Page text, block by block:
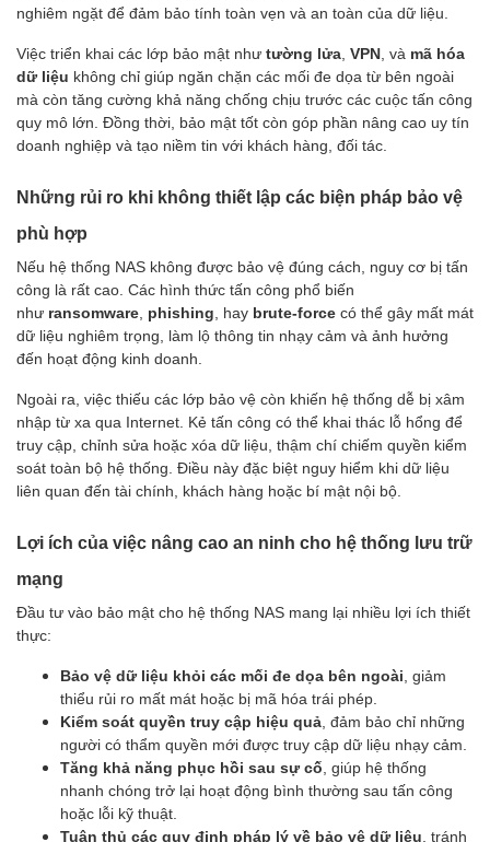
nghiêm ngặt để đảm bảo tính toàn vẹn và an toàn của dữ liệu.
Việc triển khai các lớp bảo mật như tường lửa VPN , và mã hóa
dữ liệu không chỉ giúp ngăn chặn các mối đe dọa từ bên ngoài
mà còn tăng cường khả năng chống chịu trước các cuộc tấn công
quy mô lớn. Đồng thời, bảo mật tốt còn góp phần nâng cao uy tín
doanh nghiệp và tạo niềm tin với khách hàng, đối tác.
Những rủi ro khi không thiết lập các biện pháp bảo vệ
phù hợp
Nếu hệ thống NAS không được bảo vệ đúng cách, nguy cơ bị tấn
công là rất cao. Các hình thức tấn công phổ biến
như ransomware phishing , hay brute-force có thể gây mất mát
dữ liệu nghiêm trọng, làm lộ thông tin nhạy cảm và ảnh hưởng
đến hoạt động kinh doanh.
Ngoài ra, việc thiếu các lớp bảo vệ còn khiến hệ thống dễ bị xâm
nhập từ xa qua Internet. Kẻ tấn công có thể khai thác lỗ hổng để
truy cập, chỉnh sửa hoặc xóa dữ liệu, thậm chí chiếm quyền kiểm
soát toàn bộ hệ thống. Điều này đặc biệt nguy hiểm khi dữ liệu
liên quan đến tài chính, khách hàng hoặc bí mật nội bộ.
Lợi ích của việc nâng cao an ninh cho hệ thống lưu trữ
mạng
Đầu tư vào bảo mật cho hệ thống NAS mang lại nhiều lợi ích thiết
thực:
Bảo vệ dữ liệu khỏi các mối đe dọa bên ngoài , giảm
thiểu rủi ro mất mát hoặc bị mã hóa trái phép.
Kiểm soát quyền truy cập hiệu quả , đảm bảo chỉ những
người có thẩm quyền mới được truy cập dữ liệu nhạy cảm.
Tăng khả năng phục hồi sau sự cố , giúp hệ thống
nhanh chóng trở lại hoạt động bình thường sau tấn công
hoặc lỗi kỹ thuật.
Tuân thủ các quy định pháp lý về bảo vệ dữ liệu , tránh